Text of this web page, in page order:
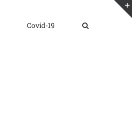
Covid-19